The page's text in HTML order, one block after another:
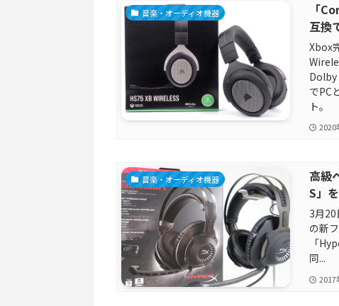
音楽・オーディオ機器
「
互換
ング
Xbox
Dolby
でPC
ト。
2020
音楽・オーディオ機器
高級
S」
ラウ
3月
の新
「
同...
2017